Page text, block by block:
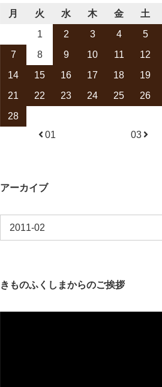
月
火 水 木 金 土
1
2 3 4 5
7
8 9 10 11 12
14
15 16 17 18 19
21
22 23 24 25 26
28
01
03
アーカイブ
きものふくしまからのご挨拶